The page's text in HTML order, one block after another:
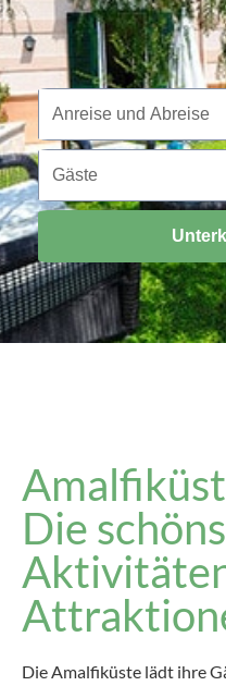
Reisezeitraum
Anreise und Abreise
Gäste
Gäste
Die
Die Amalfiküste lädt ihre